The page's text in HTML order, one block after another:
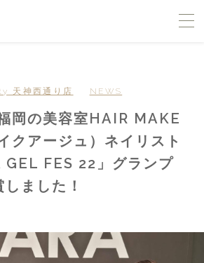
天神西通り店 NEWS
岡の美容室HAIR MAKE
クアージュ）ネイリスト
GEL FES 22」グランプ
しました！